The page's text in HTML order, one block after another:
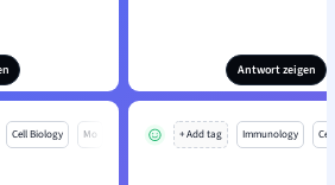
Antwort zeigen
Cell Biology Mo + Add tag Immunology